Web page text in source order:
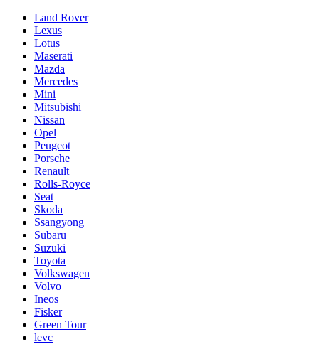
Land Rover
Lexus
Lotus
Maserati
Mazda
Mercedes
Mini
Mitsubishi
Nissan
Opel
Peugeot
Porsche
Renault
Rolls-Royce
Seat
Skoda
Ssangyong
Subaru
Suzuki
Toyota
Volkswagen
Volvo
Ineos
Fisker
Green Tour
levc